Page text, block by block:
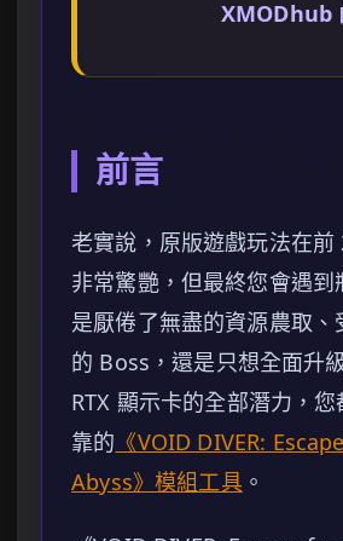
XMODhub
前言
老實說，原版遊戲玩法在前
非常驚艷，但最終您會遇到
是厭倦了無盡的資源農取、
的 Boss，還是只想全面升
RTX 顯示卡的全部潛力，
靠的 《VOID DIVER:
Abyss》模組工具 。